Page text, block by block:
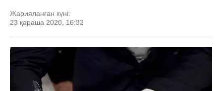
Жарияланған күні:
23 қараша 2020, 16:32